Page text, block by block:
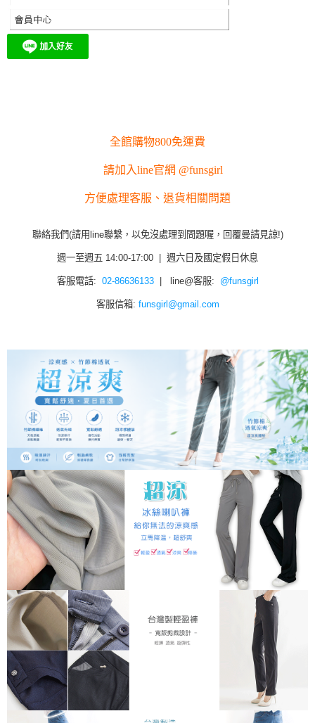
全館購物800免運費
請加入line官網 @funsgirl
方便處理客服、退貨相關問題
聯絡我們(請用line聯繫，以免沒處理到問題喔，回覆曼請見諒!)
週一至週五 14:00-17:00 | 週六日及國定假日休息
客服電話: 02-86636133| line@客服: @funsgirl
客服信箱: funsgirl@gmail.com